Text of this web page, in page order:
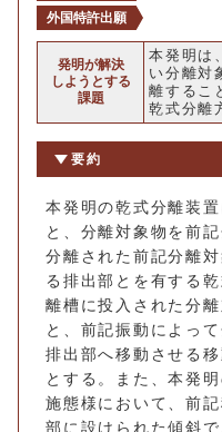
外国特許出願
発明が解決
しようとする
課題
本発明は
い分離対
離するこ
乾式分離
要約
本発明の乾式分離装
と、分離対象物を前
分離された前記分離
る排出部とを有する
離槽に投入された分
と、前記振動によっ
排出部へ移動させる
とする。また、本発
施態様において、前
部に設けられた傾斜